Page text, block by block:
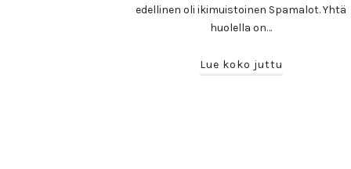
edellinen oli ikimuistoinen Spamalot. Yhtä
huolella on…
Lue koko juttu